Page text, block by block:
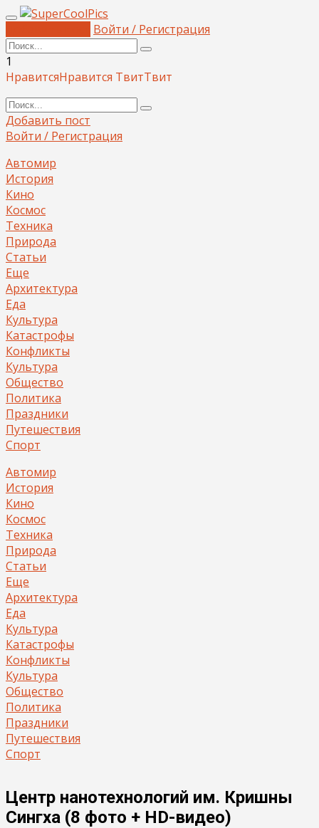
Войти / Регистрация
1
НравитсяНравится ТвитТвит
Добавить пост
Войти / Регистрация
Автомир
История
Кино
Космос
Техника
Природа
Статьи
Еще
Архитектура
Еда
Культура
Катастрофы
Конфликты
Культура
Общество
Политика
Праздники
Путешествия
Спорт
Автомир
История
Кино
Космос
Техника
Природа
Статьи
Еще
Архитектура
Еда
Культура
Катастрофы
Конфликты
Культура
Общество
Политика
Праздники
Путешествия
Спорт
Центр нанотехнологий им. Кришны
Сингха (8 фото + HD-видео)